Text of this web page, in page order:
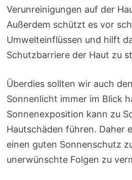
Verunreinigungen auf der
Außerdem schützt es vor
Umwelteinflüssen und hilft
Schutzbarriere der Haut zu
Überdies sollten wir auch
Sonnenlicht immer im Blick
Sonnenexposition kann zu
Hautschäden führen. Daher
einen guten Sonnenschutz
unerwünschte Folgen zu